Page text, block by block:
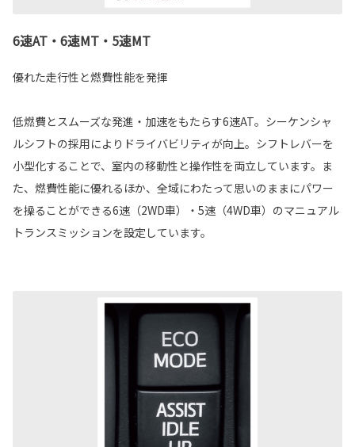
6速AT・6速MT・5速MT
優れた走行性と燃費性能を発揮
低燃費とスムーズな発進・加速をもたらす6速AT。シーケンシャ
ルシフトの採用によりドライバビリティが向上。シフトレバーを
小型化することで、室内の移動性と操作性を両立しています。ま
た、燃費性能に優れるほか、全域にわたって思いのままにパワー
を操ることができる6速（2WD車）・5速（4WD車）のマニュアル
トランスミッションを設定しています。